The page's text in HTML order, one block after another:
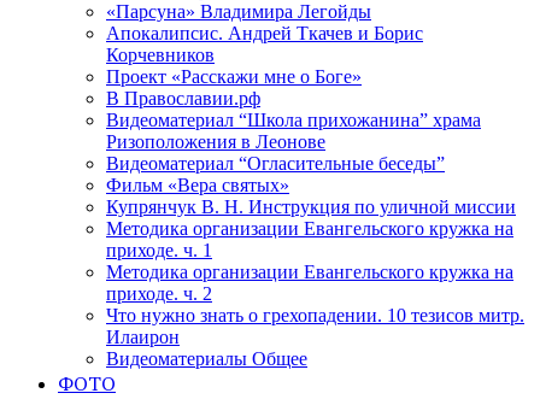
«Парсуна» Владимира Легойды
Апокалипсис. Андрей Ткачев и Борис
Корчевников
Проект «Расскажи мне о Боге»
В Православии.рф
Видеоматериал “Школа прихожанина” храма
Ризоположения в Леонове
Видеоматериал “Огласительные беседы”
Фильм «Вера святых»
Купрянчук В. Н. Инструкция по уличной миссии
Методика организации Евангельского кружка на
приходе. ч. 1
Методика организации Евангельского кружка на
приходе. ч. 2
Что нужно знать о грехопадении. 10 тезисов митр.
Илаирон
Видеоматериалы Общее
ФОТО